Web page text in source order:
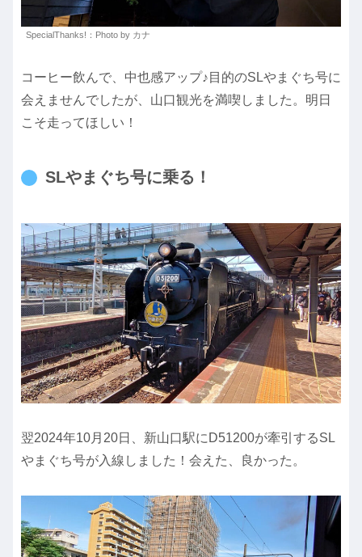
SpecialThanks!：Photo by カナ
コーヒー飲んで、中也感アップ♪目的のSLやまぐち号に
会えませんでしたが、山口観光を満喫しました。明日
こそ走ってほしい！
SLやまぐち号に乗る！
翌2024年10月20日、新山口駅にD51200が牽引するSL
やまぐち号が入線しました！会えた、良かった。